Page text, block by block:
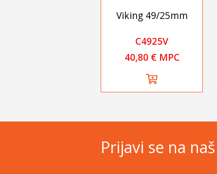
Viking 49/25mm
C4925V
40,80 € MPC
Prijavi se na naš